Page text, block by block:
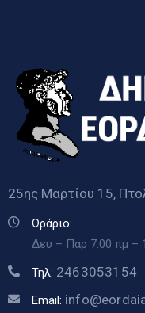
25ης Μαρτίου 15,
Ωράριο:
Δευ – Παρ 7.00 πμ –
Τηλ: 2463053154
Email: